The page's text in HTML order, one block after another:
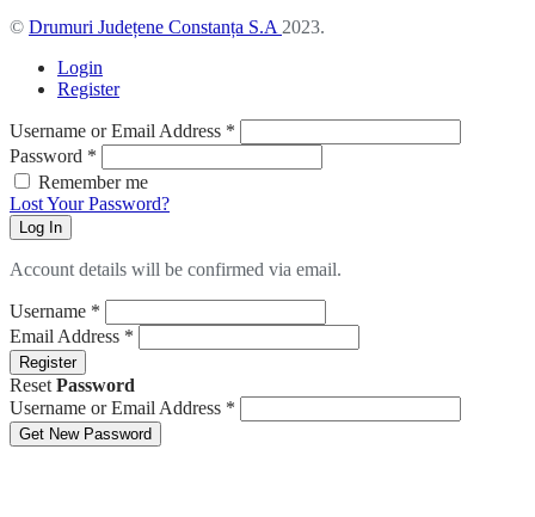
© Drumuri Județene Constanța S.A 2023.
Login
Register
Username or Email Address *
Password *
Remember me
Lost Your Password?
Log In
Account details will be confirmed via email.
Username *
Email Address *
Register
Reset Password
Username or Email Address *
Get New Password